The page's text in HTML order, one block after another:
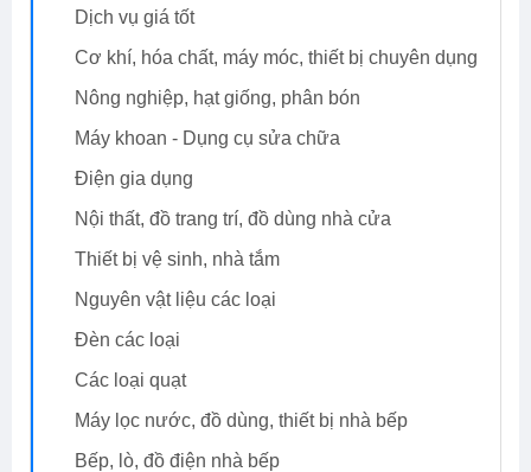
Dịch vụ giá tốt
Cơ khí, hóa chất, máy móc, thiết bị chuyên dụng
Nông nghiệp, hạt giống, phân bón
Máy khoan - Dụng cụ sửa chữa
Điện gia dụng
Nội thất, đồ trang trí, đồ dùng nhà cửa
Thiết bị vệ sinh, nhà tắm
Nguyên vật liệu các loại
Đèn các loại
Các loại quạt
Máy lọc nước, đồ dùng, thiết bị nhà bếp
Bếp, lò, đồ điện nhà bếp